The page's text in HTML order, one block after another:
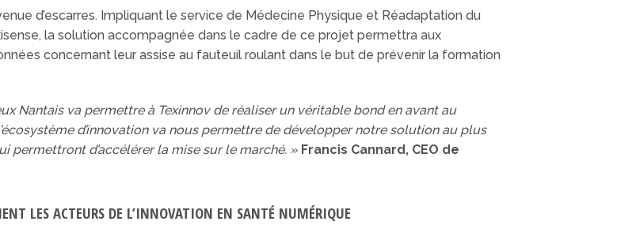
d’escarres. Impliquant le service de Médecine Physique et Réadaptation du
la solution accompagnée dans le cadre de ce projet permettra aux
concernant leur assise au fauteuil roulant dans le but de prévenir la formation
Nantais va permettre à Texinnov de réaliser un véritable bond en avant au
d’innovation va nous permettre de développer notre solution au plus
permettront d’accélérer la mise sur le marché. » Francis Cannard, CEO de
LES ACTEURS DE L’INNOVATION EN SANTÉ NUMÉRIQUE